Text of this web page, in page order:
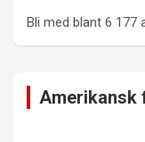
Bli med blant 6 177
Amerikansk